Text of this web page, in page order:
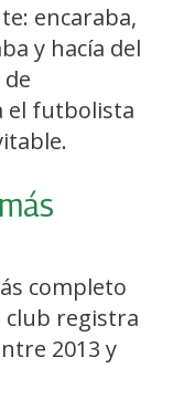
encaraba,
y hacía del
el futbolista
completo
club registra
2013 y